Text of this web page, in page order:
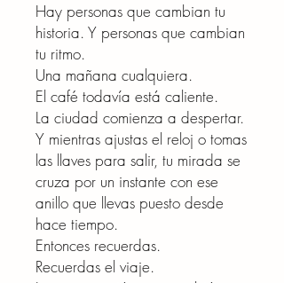
Hay personas que cambian tu
historia. Y personas que cambian
tu ritmo.
Una mañana cualquiera.
El café todavía está caliente.
La ciudad comienza a despertar.
Y mientras ajustas el reloj o tomas
las llaves para salir, tu mirada se
cruza por un instante con ese
anillo que llevas puesto desde
hace tiempo.
Entonces recuerdas.
Recuerdas el viaje.